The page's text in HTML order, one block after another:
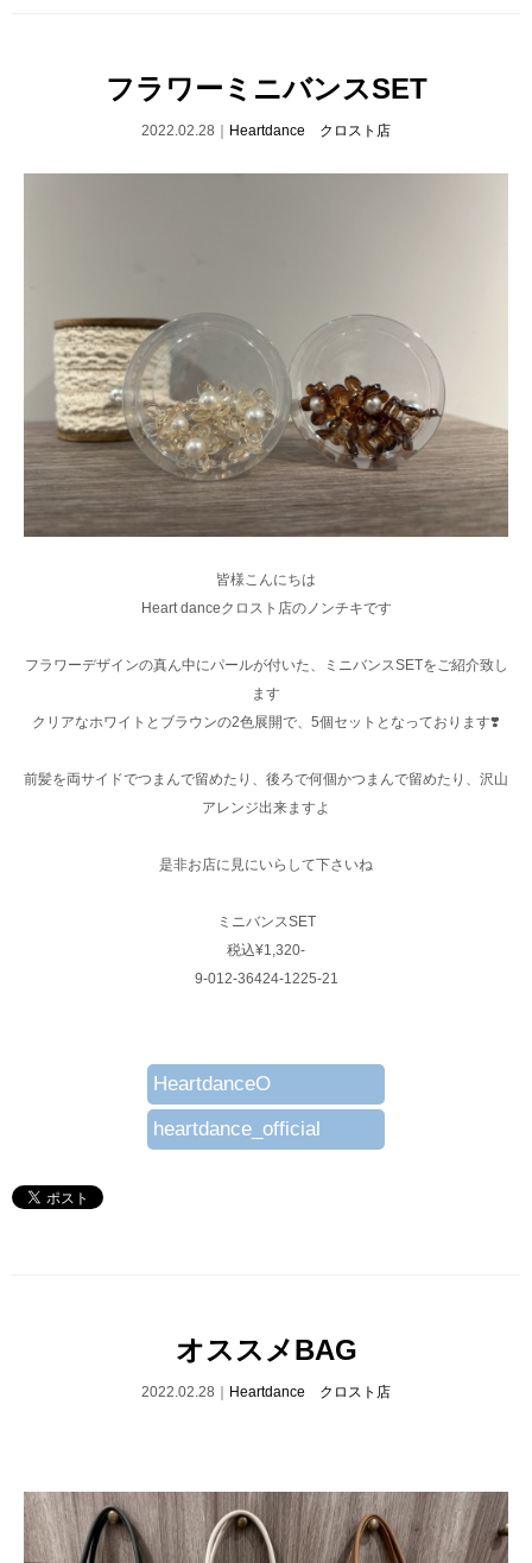
フラワーミニバンスSET
2022.02.28｜ Heartdance クロスト店
皆様こんにちは
Heart danceクロスト店のノンチキです
フラワーデザインの真ん中にパールが付いた、ミニバンスSETをご紹介致し
ます
クリアなホワイトとブラウンの2色展開で、5個セットとなっております❣️
前髪を両サイドでつまんで留めたり、後ろで何個かつまんで留めたり、沢山
アレンジ出来ますよ
是非お店に見にいらして下さいね
ミニバンスSET
税込¥1,320-
9-012-36424-1225-21
HeartdanceO
heartdance_official
オススメBAG
2022.02.28｜ Heartdance クロスト店